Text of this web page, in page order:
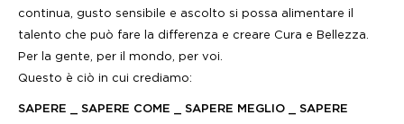
continua, gusto sensibile e ascolto si possa alimentare il
talento che può fare la differenza e creare Cura e Bellezza.
Per la gente, per il mondo, per voi.
Questo è ciò in cui crediamo:
SAPERE _ SAPERE COME _ SAPERE MEGLIO _ SAPERE